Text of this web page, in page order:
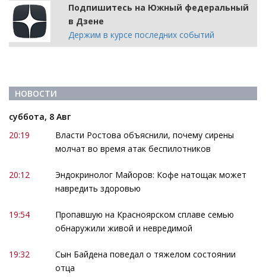
Подпишитесь на Южный федеральный
в Дзене
Держим в курсе последних событий
НОВОСТИ
суббота, 8 Авг
20:19
Власти Ростова объяснили, почему сирены
молчат во время атак беспилотников
20:12
Эндокринолог Майоров: Кофе натощак может
навредить здоровью
19:54
Пропавшую на Красноярском сплаве семью
обнаружили живой и невредимой
19:32
Сын Байдена поведал о тяжелом состоянии
отца